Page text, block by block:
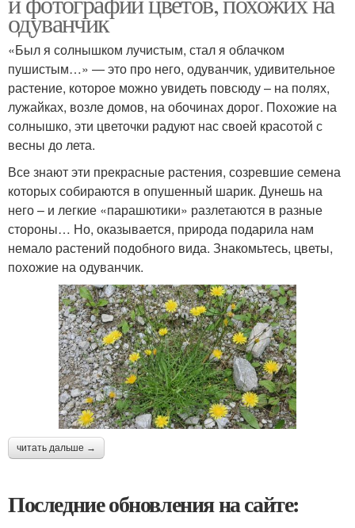
одуванчик
«Был я солнышком лучистым, стал я облачком
пушистым…» — это про него, одуванчик, удивительное
растение, которое можно увидеть повсюду – на полях,
лужайках, возле домов, на обочинах дорог. Похожие на
солнышко, эти цветочки радуют нас своей красотой с
весны до лета.
Все знают эти прекрасные растения, созревшие семена
которых собираются в опушенный шарик. Дунешь на
него – и легкие «парашютики» разлетаются в разные
стороны… Но, оказывается, природа подарила нам
немало растений подобного вида. Знакомьтесь, цветы,
похожие на одуванчик.
читать дальше →
Последние обновления на сайте: